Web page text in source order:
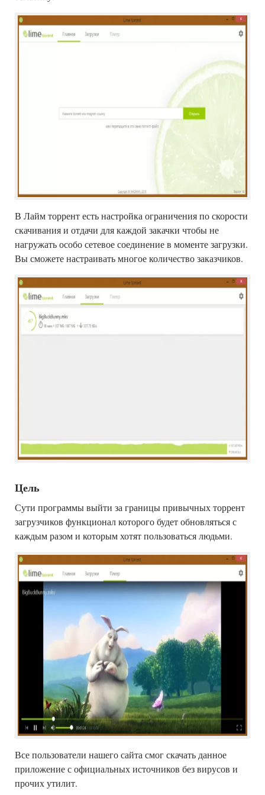
В Лайм торрент есть настройка ограничения по скорости
скачивания и отдачи для каждой закачки чтобы не
нагружать особо сетевое соединение в моменте загрузки.
Вы сможете настраивать многое количество заказчиков.
Цель
Сути программы выйти за границы привычных торрент
загрузчиков функционал которого будет обновляться с
каждым разом и которым хотят пользоваться людьми.
Все пользователи нашего сайта смог скачать данное
приложение с официальных источников без вирусов и
прочих утилит.